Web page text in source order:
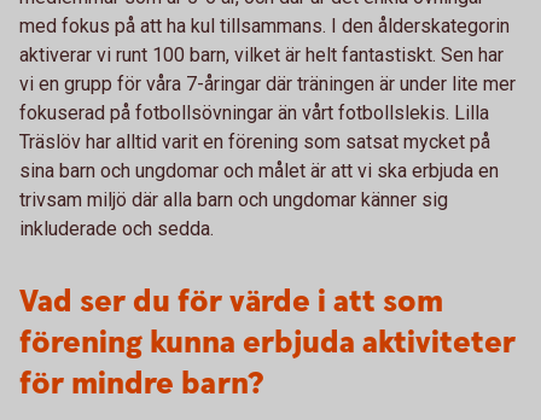
med fokus på att ha kul tillsammans. I den ålderskategorin
aktiverar vi runt 100 barn, vilket är helt fantastiskt. Sen har
vi en grupp för våra 7-åringar där träningen är under lite mer
fokuserad på fotbollsövningar än vårt fotbollslekis. Lilla
Träslöv har alltid varit en förening som satsat mycket på
sina barn och ungdomar och målet är att vi ska erbjuda en
trivsam miljö där alla barn och ungdomar känner sig
inkluderade och sedda.
Vad ser du för värde i att som
förening kunna erbjuda aktiviteter
för mindre barn?